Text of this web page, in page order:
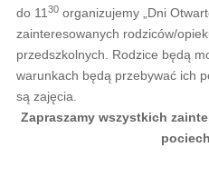
do 11 30organizujemy „Dni
zainteresowanych rodziców/
przedszkolnych. Rodzice będą
warunkach będą przebywać ich
są zajęcia.
Zapraszamy wszystkich